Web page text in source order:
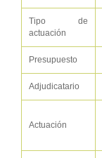
Tipo de
actuación
Presupuesto
Adjudicatario
Actuación